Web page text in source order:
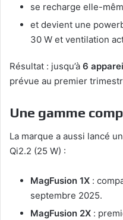
se recharge elle-
et devient une
30 W et ventilation
Résultat : jusqu’à 6
prévue au premier
Une gamme
La marque a aussi lancé
Qi2.2 (25 W) :
MagFusion 1X :
septembre 2025.
MagFusion 2X :